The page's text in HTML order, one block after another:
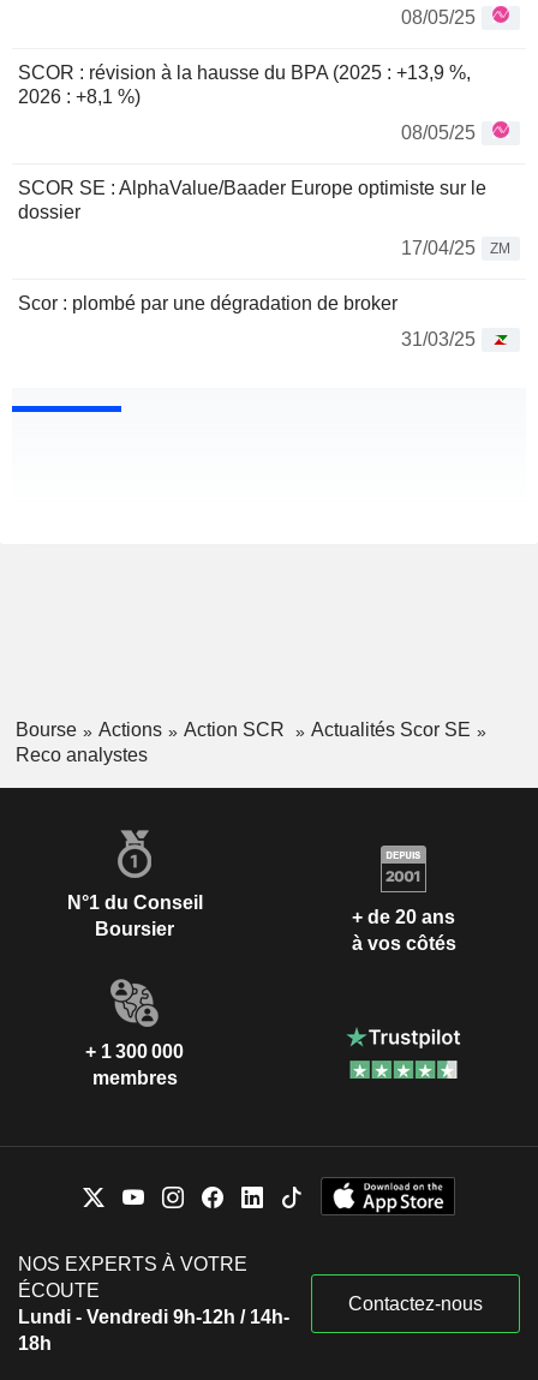
08/05/25
SCOR : révision à la hausse du BPA (2025 : +13,9 %,
2026 : +8,1 %)
08/05/25
SCOR SE : AlphaValue/Baader Europe optimiste sur le
dossier
17/04/25
ZM
Scor : plombé par une dégradation de broker
31/03/25
Bourse Actions Action SCR
Actualités Scor SE
Reco analystes
N°1 du Conseil
Boursier
+ de 20 ans
à vos côtés
+ 1 300 000
membres
NOS EXPERTS À VOTRE
ÉCOUTE
Lundi - Vendredi 9h-12h / 14h-
18h
Contactez-nous